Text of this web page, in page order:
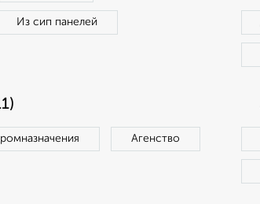
Из сип панелей
Агенство